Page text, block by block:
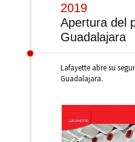
2019
Apertura del
Guadalajara
Lafayette abre su
Guadalajara.